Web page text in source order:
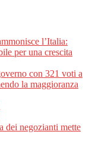
l’Italia:
per una crescita
con 321 voti a
la maggioranza
dei negozianti mette